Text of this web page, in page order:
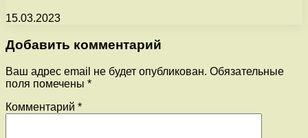
15.03.2023
Добавить комментарий
Ваш адрес email не будет опубликован. Обязательные
поля помечены *
Комментарий *